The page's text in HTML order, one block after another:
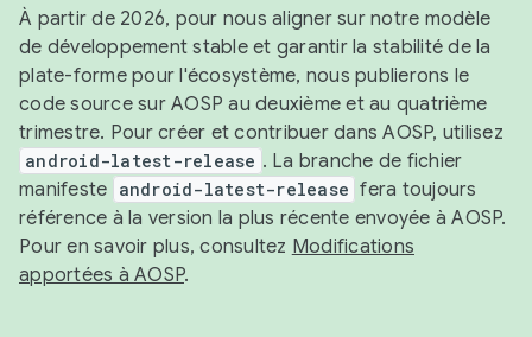
À partir de 2026, pour nous aligner sur notre modèle
de développement stable et garantir la stabilité de la
plate-forme pour l'écosystème, nous publierons le
code source sur AOSP au deuxième et au quatrième
trimestre. Pour créer et contribuer dans AOSP, utilisez
android-latest-release . La branche de fichier
manifeste android-latest-release fera toujours
référence à la version la plus récente envoyée à AOSP.
Pour en savoir plus, consultez Modifications
apportées à AOSP.